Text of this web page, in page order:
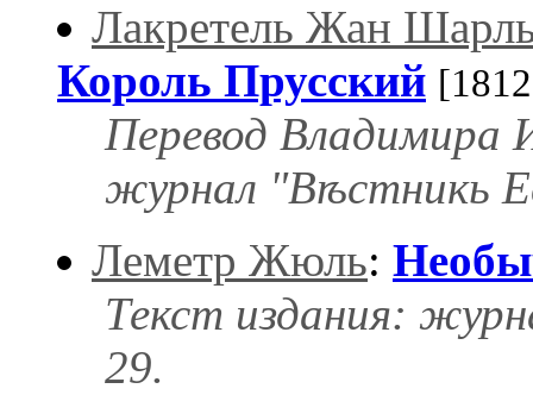
Лакретель Жан
Король Прусский
Перевод Владимира
журнал "Вѣстникь
Леметр Жюль:
Текст издания:
29.